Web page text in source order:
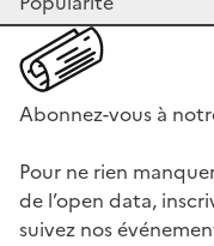
Abonnez-vous à
Pour ne rien
de l’open data,
suivez nos